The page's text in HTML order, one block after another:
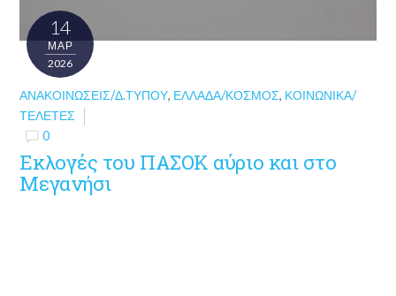
14
ΜΑΡ
2026
ΑΝΑΚΟΙΝΏΣΕΙΣ/Δ.ΤΎΠΟΥ, ΕΛΛΆΔΑ/ΚΌΣΜΟΣ, ΚΟΙΝΩΝΙΚΆ/
ΤΕΛΕΤΈΣ
0
Εκλογές του ΠΑΣΟΚ αύριο και στο
Μεγανήσι